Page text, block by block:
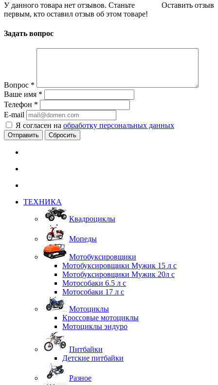
Оставить отзыв
У данного товара нет отзывов. Станьте
первым, кто оставил отзыв об этом товаре!
Задать вопрос
Вопрос *
Ваше имя *
Телефон *
E-mail
Я согласен на обработку персональных данных
Сбросить
ТЕХНИКА
Квадроциклы
Мопеды
Мотобуксировщики
Мотобуксировщики Мужик 15 л с
Мотобуксировщики Мужик 20л с
Мотособаки 6.5 л с
Мотособаки 17 л с
Мотоциклы
Кроссовые мотоциклы
Мотоциклы эндуро
Питбайки
Детские питбайки
Разное